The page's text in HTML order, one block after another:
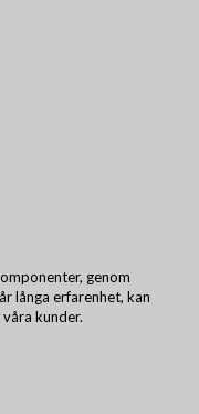
genom
långa erfarenhet, kan
kunder.